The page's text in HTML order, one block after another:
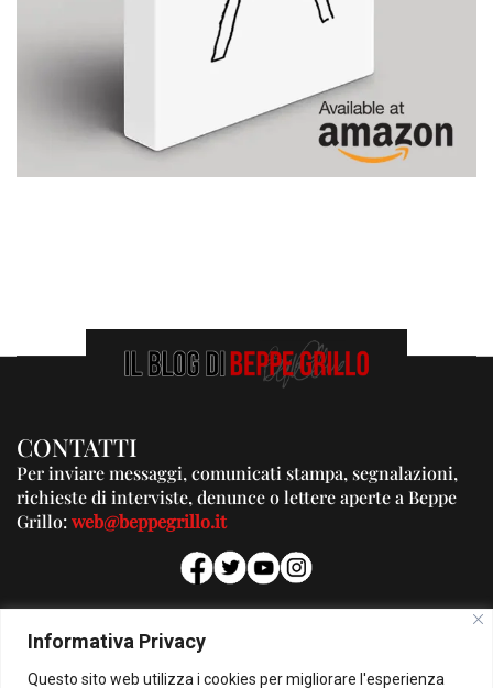
Informativa Privacy
Questo sito web utilizza i cookies per migliorare l'esperienza
CONTATTI
Per inviare messaggi, comunicati stampa, segnalazioni,
richieste di interviste, denunce o lettere aperte a Beppe
Grillo:web@beppegrillo.it
PUBBLICITA'
Per la tua pubblicità su questo Blog:
pubblicita@beppegrillo.it